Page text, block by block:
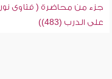
جزء من محاضرة ( فتاوى نور
على الدرب (483))